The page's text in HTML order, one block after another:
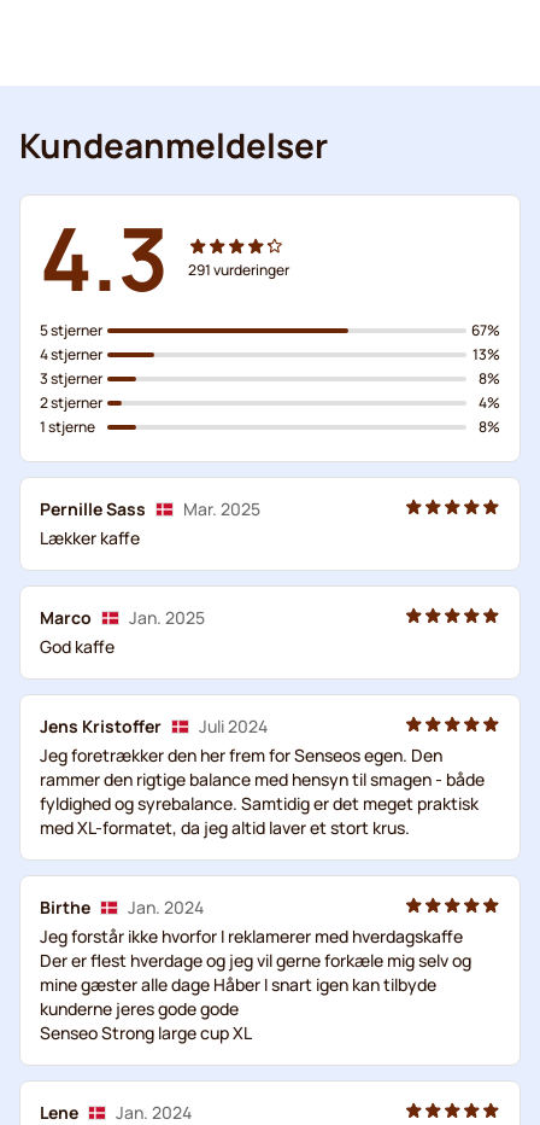
Kundeanmeldelser
4.3 291vurderinger
5 stjerner
4 stjerner
3 stjerner
2 stjerner
1 stjerne
67%
13%
8%
4%
8%
Pernille Sass
Mar. 2025
Lækker kaffe
Marco
Jan. 2025
God kaffe
Jens Kristoffer
Juli 2024
Jeg foretrækker den her frem for Senseos egen. Den
rammer den rigtige balance med hensyn til smagen - både
fyldighed og syrebalance. Samtidig er det meget praktisk
med XL-formatet, da jeg altid laver et stort krus.
Birthe
Jan. 2024
Jeg forstår ikke hvorfor I reklamerer med hverdagskaffe
Der er flest hverdage og jeg vil gerne forkæle mig selv og
mine gæster alle dage Håber I snart igen kan tilbyde
kunderne jeres gode gode
Senseo Strong large cup XL
Lene
Jan. 2024